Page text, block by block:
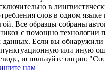
в
слов в одном языке
Все образцы собраны
с помощью технологии
данных. Если вы обнаружили
или иную
используйте опцию
нам